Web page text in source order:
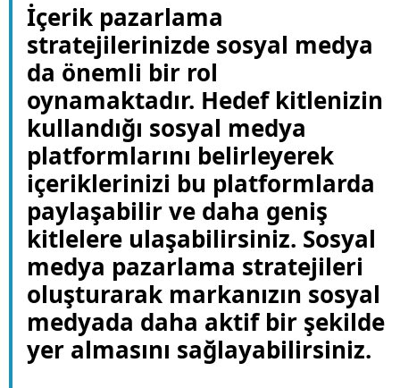
İçerik pazarlama
stratejilerinizde sosyal medya
da önemli bir rol
oynamaktadır. Hedef kitlenizin
kullandığı sosyal medya
platformlarını belirleyerek
içeriklerinizi bu platformlarda
paylaşabilir ve daha geniş
kitlelere ulaşabilirsiniz. Sosyal
medya pazarlama stratejileri
oluşturarak markanızın sosyal
medyada daha aktif bir şekilde
yer almasını sağlayabilirsiniz.